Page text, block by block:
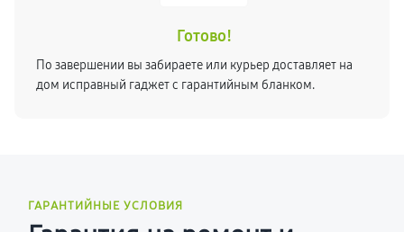
Готово!
По завершении вы забираете или курьер доставляет на
дом исправный гаджет с гарантийным бланком.
ГАРАНТИЙНЫЕ УСЛОВИЯ